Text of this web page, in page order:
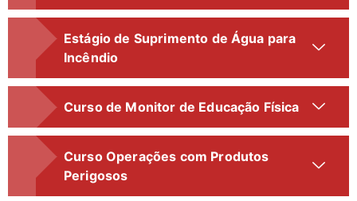
Estágio de Suprimento de Água para
Incêndio
Curso de Monitor de Educação Física
Curso Operações com Produtos
Perigosos